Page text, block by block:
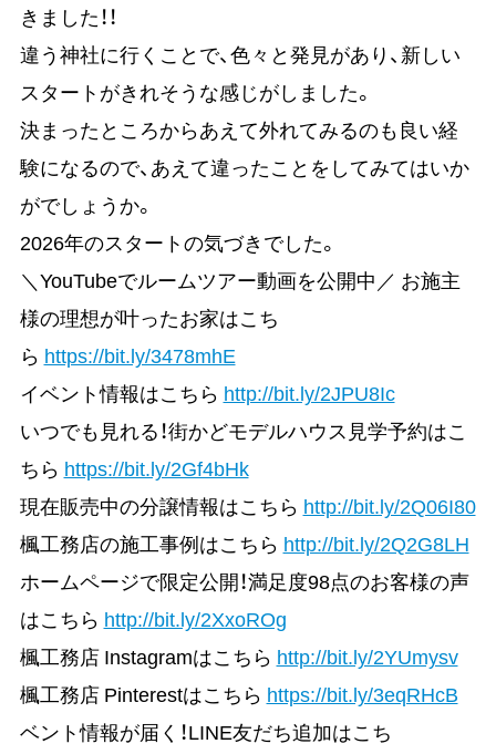
きました！！
違う神社に行くことで、色々と発見があり、新しい
スタートがきれそうな感じがしました。
決まったところからあえて外れてみるのも良い経
験になるので、あえて違ったことをしてみてはいか
がでしょうか。
2026年のスタートの気づきでした。
＼YouTubeでルームツアー動画を公開中／ お施主
様の理想が叶ったお家はこち
ら https://bit.ly/3478mhE
イベント情報はこちら http://bit.ly/2JPU8Ic
いつでも見れる！街かどモデルハウス見学予約はこ
ちら https://bit.ly/2Gf4bHk
現在販売中の分譲情報はこちら http://bit.ly/2Q06I80
楓工務店の施工事例はこちら http://bit.ly/2Q2G8LH
ホームページで限定公開！満足度98点のお客様の声
はこちら http://bit.ly/2XxoROg
楓工務店 Instagramはこちら http://bit.ly/2YUmysv
楓工務店 Pinterestはこちら https://bit.ly/3eqRHcB
ベント情報が届く！LINE友だち追加はこち